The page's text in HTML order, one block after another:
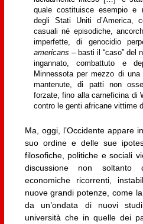
quale costituisce esempio e
degli Stati Uniti d’America,
casuali né episodiche,
imperfette, di genocidio
americans – basti il “caso” del
ingannato, combattuto e
Minnessota per mezzo di
mantenute, di patti non
forzate, fino alla carneficina di
contro le genti africane vittime
Ma, oggi, l’Occidente appare
suo ordine e delle sue
filosofiche, politiche e sociali
discussione non
economiche ricorrenti,
nuove grandi potenze, come
da un’ondata di nuovi
università che in quelle dei